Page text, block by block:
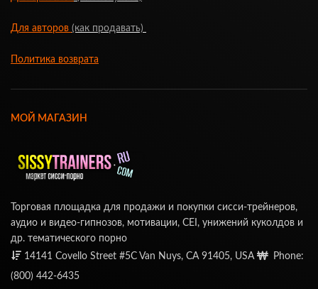
Для авторов (как продавать)
Политика возврата
МОЙ МАГАЗИН
Торговая площадка для продажи и покупки сисси-трейнеров,
аудио и видео-гипнозов, мотивации, CEI, унижений куколдов и
др. тематического порно
14141 Covello Street #5C Van Nuys, CA 91405, USA
Phone:
(800) 442-6435